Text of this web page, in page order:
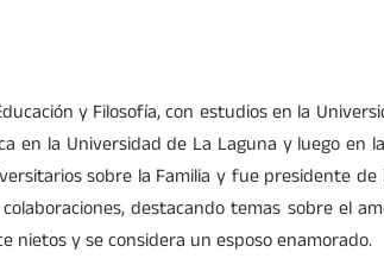
y Filosofía, con estudios en la
en la Universidad de La Laguna y luego en
sobre la Familia y fue presidente
destacando temas sobre el
nietos y se considera un esposo enamorado.